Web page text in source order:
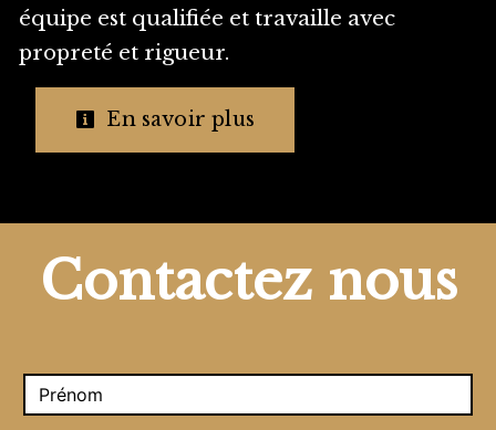
équipe est qualifiée et travaille avec
propreté et rigueur.
En savoir plus
Contactez nous